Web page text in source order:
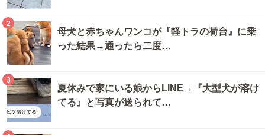
2
母犬と赤ちゃんワンコが『軽トラの荷台』に乗
った結果→通ったら二度…
3
夏休みで家にいる娘からLINE→『大型犬が溶け
てる』と写真が送られて…